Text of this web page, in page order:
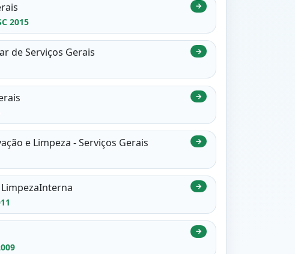
2015
→
de Serviços Gerais →
→
e Limpeza - Serviços Gerais →
→
→